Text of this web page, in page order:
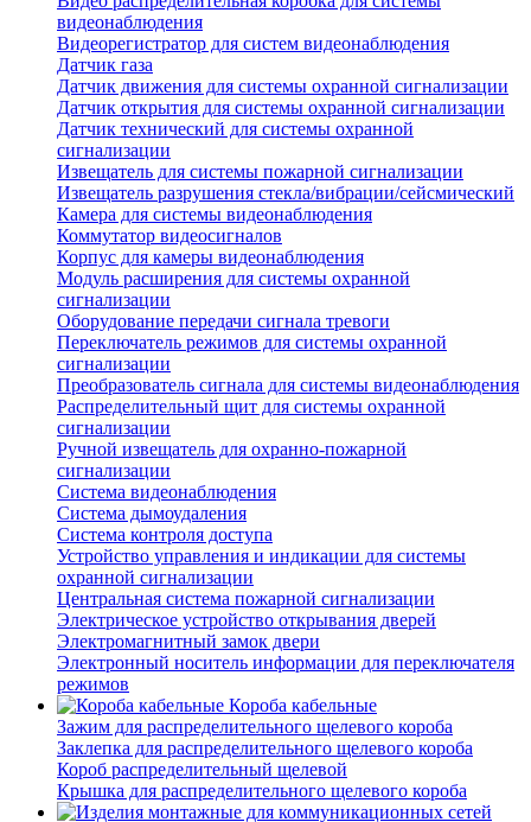
видеонаблюдения
Видеорегистратор для систем видеонаблюдения
Датчик газа
Датчик движения для системы охранной сигнализации
Датчик открытия для системы охранной сигнализации
Датчик технический для системы охранной
сигнализации
Извещатель для системы пожарной сигнализации
Извещатель разрушения стекла/вибрации/сейсмический
Камера для системы видеонаблюдения
Коммутатор видеосигналов
Корпус для камеры видеонаблюдения
Модуль расширения для системы охранной
сигнализации
Оборудование передачи сигнала тревоги
Переключатель режимов для системы охранной
сигнализации
Преобразователь сигнала для системы видеонаблюдения
Распределительный щит для системы охранной
сигнализации
Ручной извещатель для охранно-пожарной
сигнализации
Система видеонаблюдения
Система дымоудаления
Система контроля доступа
Устройство управления и индикации для системы
охранной сигнализации
Центральная система пожарной сигнализации
Электрическое устройство открывания дверей
Электромагнитный замок двери
Электронный носитель информации для переключателя
режимов
Короба кабельные
Зажим для распределительного щелевого короба
Заклепка для распределительного щелевого короба
Короб распределительный щелевой
Крышка для распределительного щелевого короба